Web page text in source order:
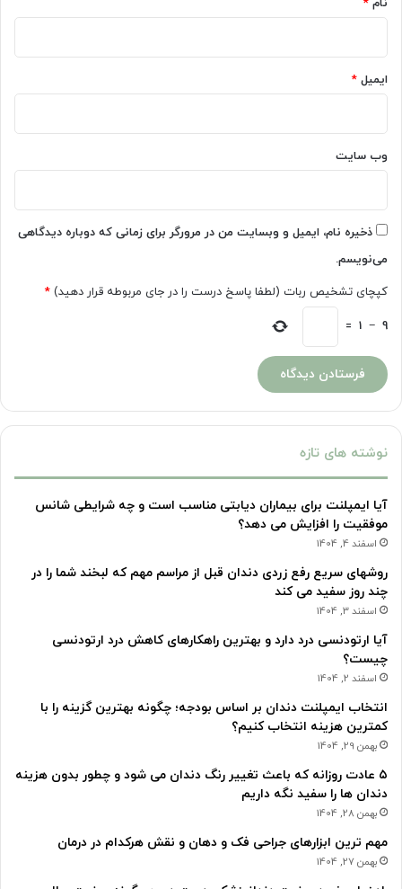
نام *
ایمیل *
وب‌ سایت
ذخیره نام، ایمیل و وبسایت من در مرورگر برای زمانی که دوباره دیدگاهی
می‌نویسم.
کپچای تشخیص ربات (لطفا پاسخ درست را در جای مربوطه قرار دهید) *
9
−
1
=
نوشته های تازه
آیا ایمپلنت برای بیماران دیابتی مناسب است و چه شرایطی شانس
موفقیت را افزایش می دهد؟
اسفند 4, 1404
روشهای سریع رفع زردی دندان قبل از مراسم مهم که لبخند شما را در
چند روز سفید می کند
اسفند 3, 1404
آیا ارتودنسی درد دارد و بهترین راهکارهای کاهش درد ارتودنسی
چیست؟
اسفند 2, 1404
انتخاب ایمپلنت دندان بر اساس بودجه؛ چگونه بهترین گزینه را با
کمترین هزینه انتخاب کنیم؟
بهمن 29, 1404
۵ عادت روزانه که باعث تغییر رنگ دندان می شود و چطور بدون هزینه
دندان ها را سفید نگه داریم
بهمن 28, 1404
مهم ترین ابزارهای جراحی فک و دهان و نقش هرکدام در درمان
بهمن 27, 1404